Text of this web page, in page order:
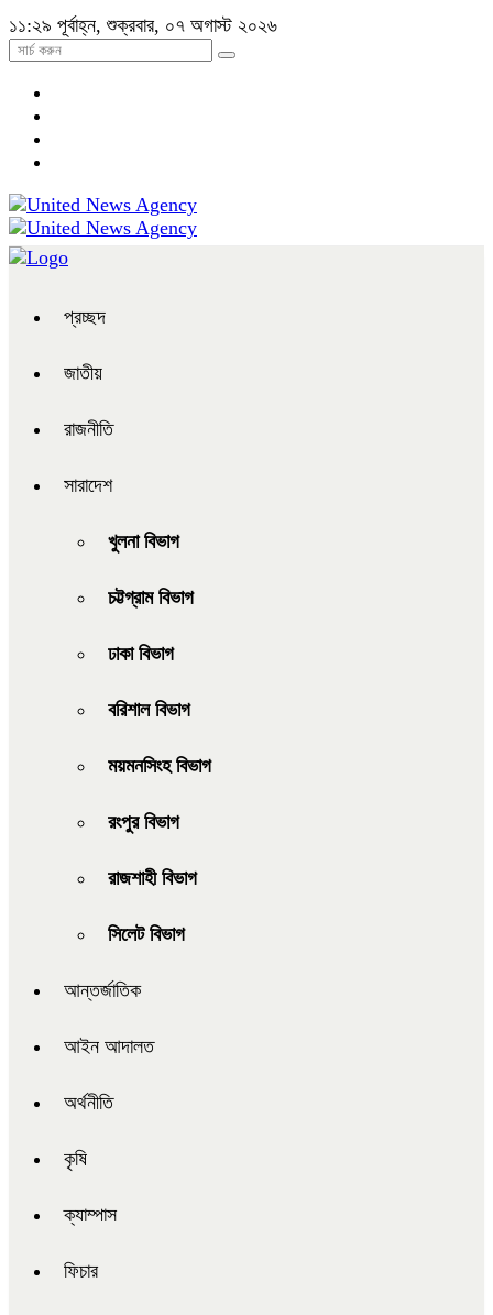
১১:২৯ পূর্বাহ্ন, শুক্রবার, ০৭ অগাস্ট ২০২৬
প্রচ্ছদ
জাতীয়
রাজনীতি
সারাদেশ
খুলনা বিভাগ
চট্টগ্রাম বিভাগ
ঢাকা বিভাগ
বরিশাল বিভাগ
ময়মনসিংহ বিভাগ
রংপুর বিভাগ
রাজশাহী বিভাগ
সিলেট বিভাগ
আন্তর্জাতিক
আইন আদালত
অর্থনীতি
কৃষি
ক্যাম্পাস
ফিচার